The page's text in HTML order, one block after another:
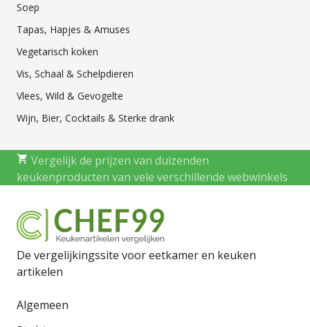
Soep
Tapas, Hapjes & Amuses
Vegetarisch koken
Vis, Schaal & Schelpdieren
Vlees, Wild & Gevogelte
Wijn, Bier, Cocktails & Sterke drank
Vergelijk de prijzen van duizenden
keukenproducten van vele verschillende webwinkels
De vergelijkingssite voor eetkamer en keuken
artikelen
Algemeen